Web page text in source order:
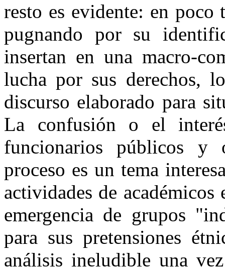
resto es evidente: en poco
pugnando por su
insertan en una macro-
lucha por sus derechos,
discurso elaborado para
La confusión o el
funcionarios públicos y
proceso es un tema
actividades de
emergencia de grupos
para sus pretensiones
análisis ineludible una